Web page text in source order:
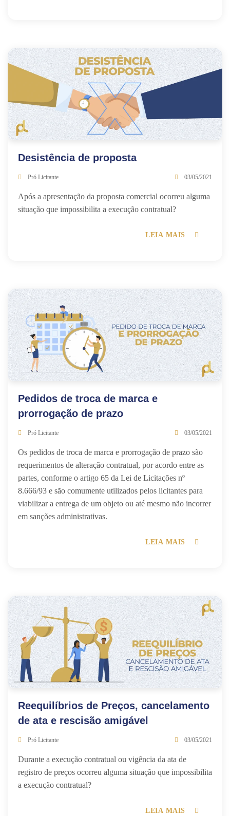
Desistência de proposta
Pró Licitante 03/05/2021
Após a apresentação da proposta comercial ocorreu alguma
situação que impossibilita a execução contratual?
LEIA MAIS
Pedidos de troca de marca e
prorrogação de prazo
Pró Licitante 03/05/2021
Os pedidos de troca de marca e prorrogação de prazo são
requerimentos de alteração contratual, por acordo entre as
partes, conforme o artigo 65 da Lei de Licitações nº
8.666/93 e são comumente utilizados pelos licitantes para
viabilizar a entrega de um objeto ou até mesmo não incorrer
em sanções administrativas.
LEIA MAIS
Reequilíbrios de Preços, cancelamento
de ata e rescisão amigável
Pró Licitante 03/05/2021
Durante a execução contratual ou vigência da ata de
registro de preços ocorreu alguma situação que impossibilita
a execução contratual?
LEIA MAIS